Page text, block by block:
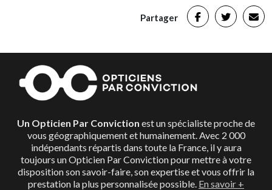
Partager
Un Opticien Par Conviction est un spécialiste proche de
vous géographiquement et humainement. Avec 2 000
indépendants répartis dans toute la France, il y aura
toujours un Opticien Par Conviction pour mettre à votre
disposition son savoir-faire, son expertise et vous offrir la
prestation la plus personnalisée possible. En savoir +